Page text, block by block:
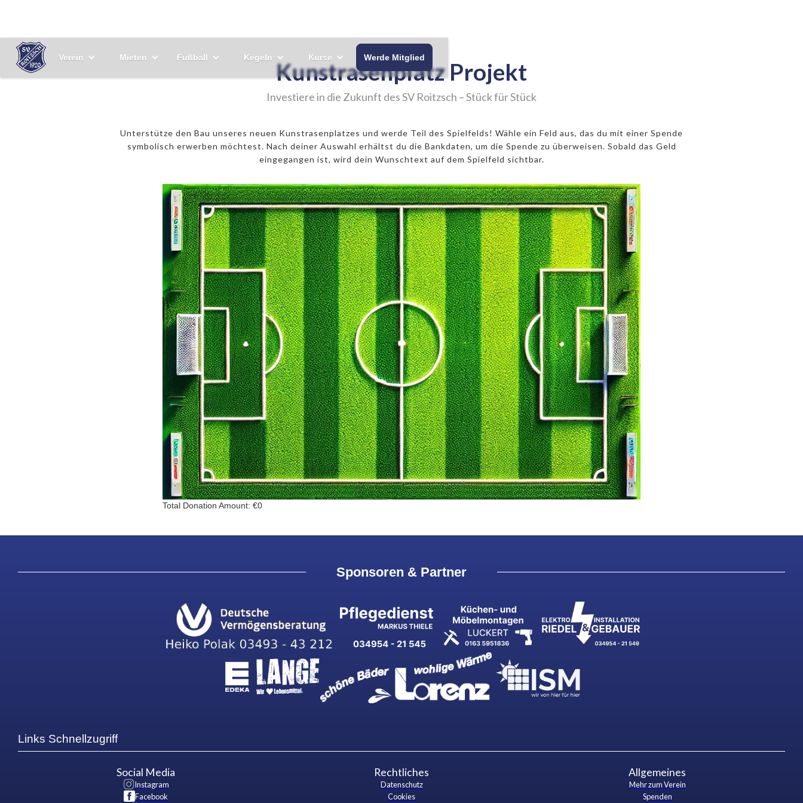
Verein Mieten Fußball Kegeln Kurse Werde Mitglied
Kunstrasenplatz Projekt
Investiere in die Zukunft des SV Roitzsch – Stück für Stück
Unterstütze den Bau unseres neuen Kunstrasenplatzes und werde Teil des Spielfelds! Wähle ein Feld aus, das du mit einer Spende
symbolisch erwerben möchtest. Nach deiner Auswahl erhältst du die Bankdaten, um die Spende zu überweisen. Sobald das Geld
eingegangen ist, wird dein Wunschtext auf dem Spielfeld sichtbar.
Total Donation Amount: €0
Sponsoren & Partner
Links Schnellzugriff
Social Media
Instagram
Facebook
Rechtliches
Datenschutz
Cookies
Allgemeines
Mehr zum Verein
Spenden